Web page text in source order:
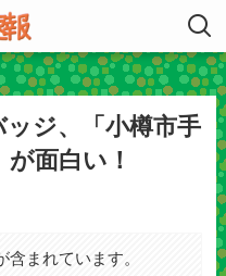
ジ、「小樽市手
面白い！
まれています。